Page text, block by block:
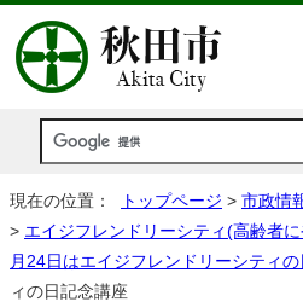
現在の位置： トップページ > 市政情
> エイジフレンドリーシティ(高齢者
月24日はエイジフレンドリーシティの
ィの日記念講座